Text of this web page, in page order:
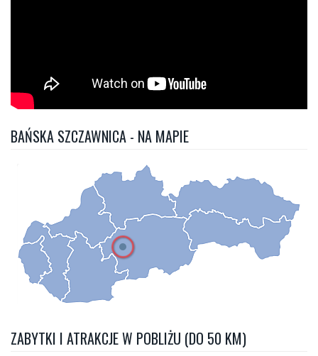
BAŃSKA SZCZAWNICA - NA MAPIE
ZABYTKI I ATRAKCJE W POBLIŻU (DO 50 KM)